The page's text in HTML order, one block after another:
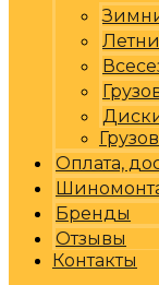
Оплата,
Бренды
Отзывы
Контакты